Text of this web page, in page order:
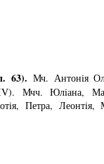
63). Мч. Антонiя
Мчч. Юлiана,
Петра, Леонтiя,